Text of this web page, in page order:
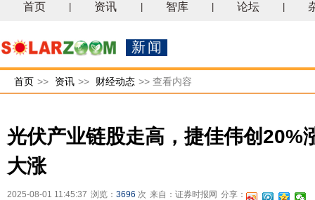
首页 资讯 智库 论坛
新闻
首页 >> 资讯 >> 财经动态 >> 查看内容
光伏产业链股走高，捷佳伟创20%
大涨
2025-08-01 11:45:37 浏览： 3696 次 来自：证券时报网 分享：